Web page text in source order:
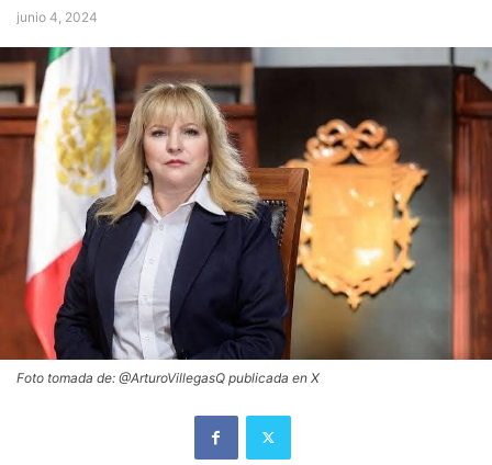
junio 4, 2024
Foto tomada de: @ArturoVillegasQ publicada en X